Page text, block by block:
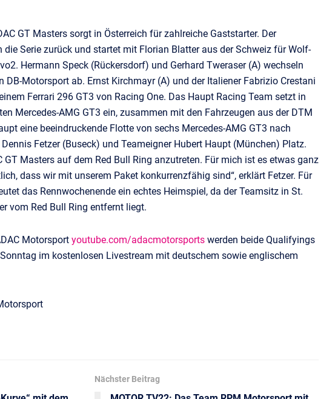
GT Masters sorgt in Österreich für zahlreiche Gaststarter. Der
die Serie zurück und startet mit Florian Blatter aus der Schweiz für Wolf-
Hermann Speck (Rückersdorf) und Gerhard Tweraser (A) wechseln
DB-Motorsport ab. Ernst Kirchmayr (A) und der Italiener Fabrizio Crestani
Ferrari 296 GT3 von Racing One. Das Haupt Racing Team setzt in
Mercedes-AMG GT3 ein, zusammen mit den Fahrzeugen aus der DTM
eine beeindruckende Flotte von sechs Mercedes-AMG GT3 nach
Fetzer (Buseck) und Teameigner Hubert Haupt (München) Platz.
GT Masters auf dem Red Bull Ring anzutreten. Für mich ist es etwas ganz
dass wir mit unserem Paket konkurrenzfähig sind“, erklärt Fetzer. Für
das Rennwochenende ein echtes Heimspiel, da der Teamsitz in St.
vom Red Bull Ring entfernt liegt.
Motorsport youtube.com/adacmotorsports werden beide Qualifyings
im kostenlosen Livestream mit deutschem sowie englischem
Nächster Beitrag